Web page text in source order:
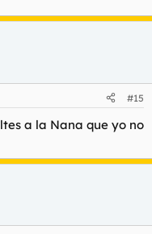
#15
a la Nana que yo no